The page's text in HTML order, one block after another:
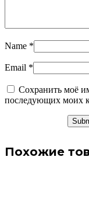
Name *
Email *
Сохранить моё
последующих моих
Похожие